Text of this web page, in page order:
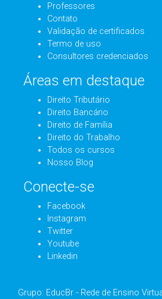
Professores
Contato
Validação de certificados
Termo de uso
Consultores credenciados
Áreas em destaque
Direito Tributário
Direito Bancário
Direito de Família
Direito do Trabalho
Todos os cursos
Nosso Blog
Conecte-se
Facebook
Instagram
Twitter
Youtube
Linkedin
Grupo: EducBr - Rede de Ensino